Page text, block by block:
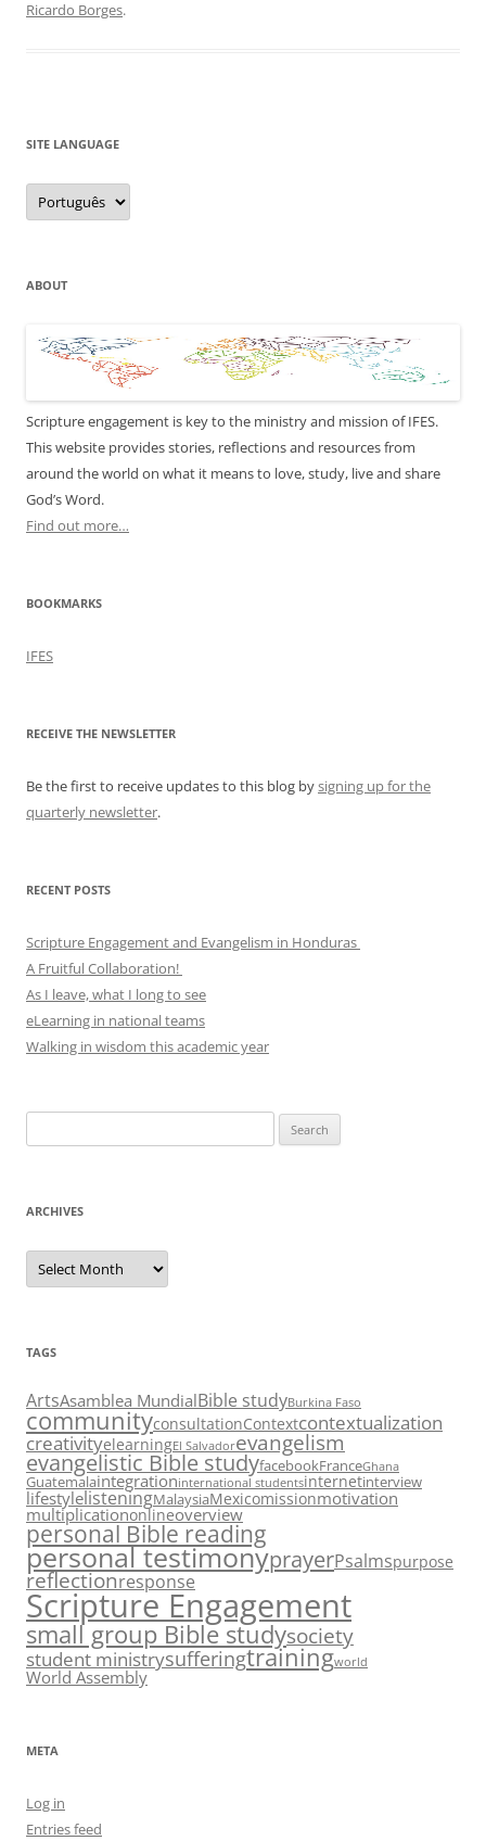
Ricardo Borges.
SITE LANGUAGE
Site
Language
ABOUT
Scripture engagement is key to the ministry and mission of IFES.
This website provides stories, reflections and resources from
around the world on what it means to love, study, live and share
God’s Word.
Find out more…
BOOKMARKS
IFES
RECEIVE THE NEWSLETTER
Be the first to receive updates to this blog bysigning up for the
quarterly newsletter.
RECENT POSTS
Scripture Engagement and Evangelism in Honduras
A Fruitful Collaboration!
As I leave, what I long to see
eLearning in national teams
Walking in wisdom this academic year
for:
ARCHIVES
Archives
TAGS
ArtsAsamblea MundialBible studyBurkina Faso
communityconsultationContextcontextualization
creativityelearningEl Salvadorevangelism
evangelistic Bible studyfacebookFranceGhana
Guatemalaintegrationinternational studentsinternetinterview
lifestylelisteningMalaysiaMexicomissionmotivation
multiplicationonlineoverview
personal Bible reading
personal testimonyprayerPsalmspurpose
reflectionresponse
Scripture Engagement
small group Bible studysociety
student ministrysufferingtrainingworld
World Assembly
META
Log in
Entries feed